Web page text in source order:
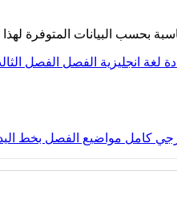
بحسب البيانات المتوفرة
لغة انجليزية الفصل الفصل
كامل مواضيع الفصل بخط